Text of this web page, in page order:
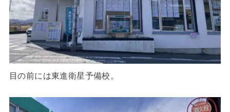
目の前には東進衛星予備校。